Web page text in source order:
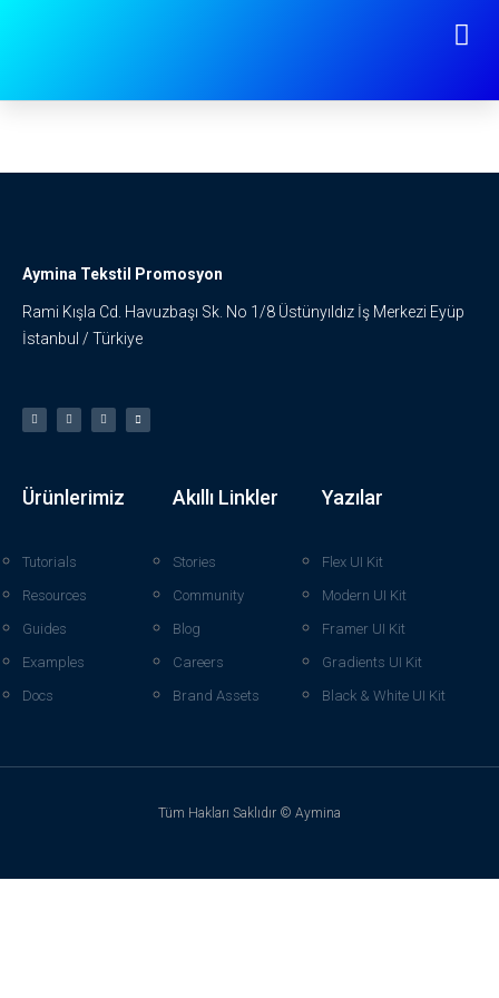
Aymina Tekstil Promosyon
Rami Kışla Cd. Havuzbaşı Sk. No 1/8 Üstünyıldız İş Merkezi Eyüp
İstanbul / Türkiye
Ürünlerimiz
Tutorials
Resources
Guides
Examples
Docs
Akıllı Linkler
Stories
Community
Blog
Careers
Brand Assets
Yazılar
Flex UI Kit
Modern UI Kit
Framer UI Kit
Gradients UI Kit
Black & White UI Kit
Tüm Hakları Saklıdır © Aymina